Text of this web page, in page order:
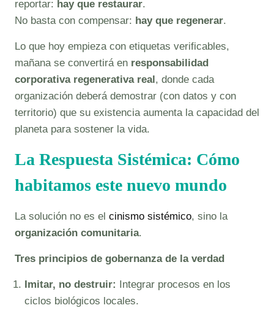
reportar: hay que restaurar.
No basta con compensar: hay que regenerar.
Lo que hoy empieza con etiquetas verificables,
mañana se convertirá en responsabilidad
corporativa regenerativa real, donde cada
organización deberá demostrar (con datos y con
territorio) que su existencia aumenta la capacidad del
planeta para sostener la vida.
La Respuesta Sistémica: Cómo
habitamos este nuevo mundo
La solución no es el cinismo sistémico, sino la
organización comunitaria.
Tres principios de gobernanza de la verdad
Imitar, no destruir: Integrar procesos en los
ciclos biológicos locales.